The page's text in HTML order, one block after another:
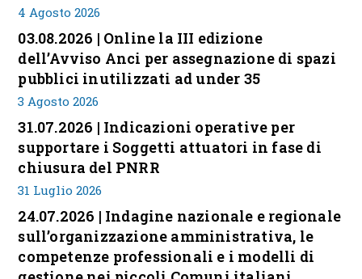
4 Agosto 2026
03.08.2026 | Online la III edizione
dell’Avviso Anci per assegnazione di spazi
pubblici inutilizzati ad under 35
3 Agosto 2026
31.07.2026 | Indicazioni operative per
supportare i Soggetti attuatori in fase di
chiusura del PNRR
31 Luglio 2026
24.07.2026 | Indagine nazionale e regionale
sull’organizzazione amministrativa, le
competenze professionali e i modelli di